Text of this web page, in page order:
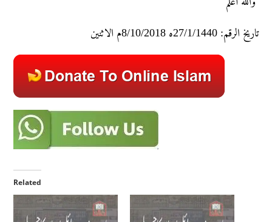
تاريخ الرقم: 27/1/1440ه 8/10/2018م الاثنين
Related